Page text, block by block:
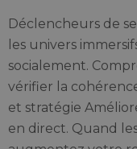
Déclencheurs de
les univers
socialement.
vérifier la
et stratégie
en direct. Quand